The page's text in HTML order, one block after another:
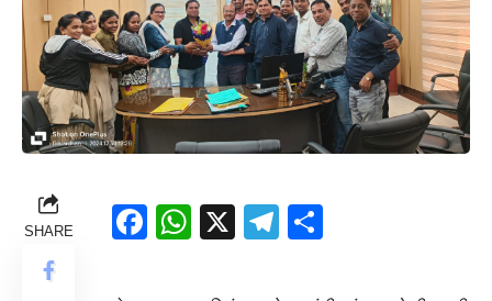
SHARE Facebook
WhatsApp
X Telegram